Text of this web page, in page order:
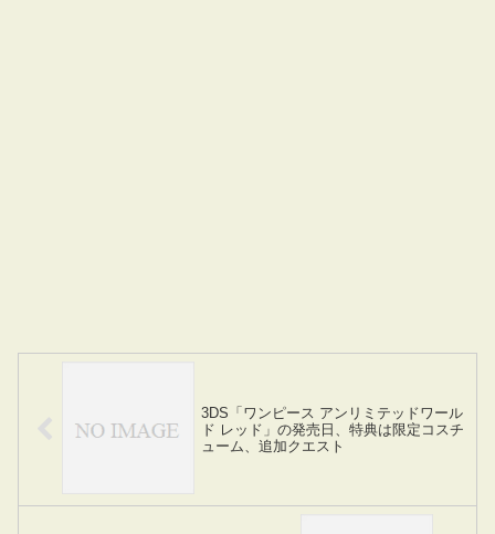
3DS「ワンピース アンリミテッドワール
ド レッド」の発売日、特典は限定コスチ
ューム、追加クエスト